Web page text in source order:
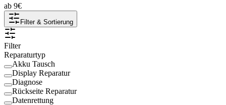
ab 9€
Filter & Sortierung
Filter
Reparaturtyp
Akku Tausch
Display Reparatur
Diagnose
Rückseite Reparatur
Datenrettung